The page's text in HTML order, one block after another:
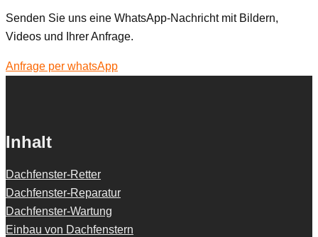
Senden Sie uns eine WhatsApp-Nachricht mit Bildern,
Videos und Ihrer Anfrage.
Anfrage per whatsApp
Inhalt
Dachfenster-Retter
Dachfenster-Reparatur
Dachfenster-Wartung
Einbau von Dachfenstern